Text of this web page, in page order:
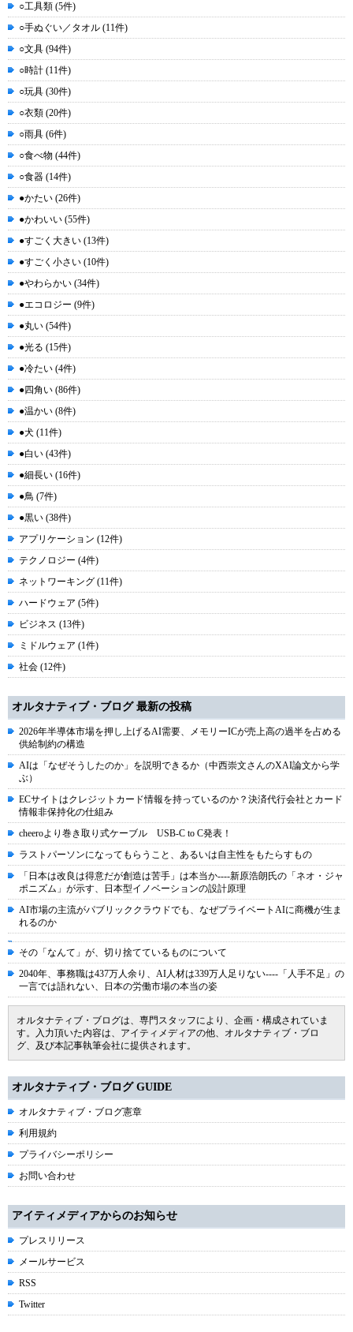
○工具類 (5件)
○手ぬぐい／タオル (11件)
○文具 (94件)
○時計 (11件)
○玩具 (30件)
○衣類 (20件)
○雨具 (6件)
○食べ物 (44件)
○食器 (14件)
●かたい (26件)
●かわいい (55件)
●すごく大きい (13件)
●すごく小さい (10件)
●やわらかい (34件)
●エコロジー (9件)
●丸い (54件)
●光る (15件)
●冷たい (4件)
●四角い (86件)
●温かい (8件)
●犬 (11件)
●白い (43件)
●細長い (16件)
●鳥 (7件)
●黒い (38件)
アプリケーション (12件)
テクノロジー (4件)
ネットワーキング (11件)
ハードウェア (5件)
ビジネス (13件)
ミドルウェア (1件)
社会 (12件)
オルタナティブ・ブログ 最新の投稿
2026年半導体市場を押し上げるAI需要、メモリーICが売上高の過半を占める
供給制約の構造
AIは「なぜそうしたのか」を説明できるか（中西崇文さんのXAI論文から学
ぶ）
ECサイトはクレジットカード情報を持っているのか？決済代行会社とカード
情報非保持化の仕組み
cheeroより巻き取り式ケーブル USB-C to C発表！
ラストパーソンになってもらうこと、あるいは自主性をもたらすもの
「日本は改良は得意だが創造は苦手」は本当か----新原浩朗氏の「ネオ・ジャ
ポニズム」が示す、日本型イノベーションの設計原理
AI市場の主流がパブリッククラウドでも、なぜプライベートAIに商機が生ま
れるのか
その「なんて」が、切り捨てているものについて
2040年、事務職は437万人余り、AI人材は339万人足りない----「人手不足」の
一言では語れない、日本の労働市場の本当の姿
オルタナティブ・ブログは、専門スタッフにより、企画・構成されていま
す。入力頂いた内容は、アイティメディアの他、オルタナティブ・ブロ
グ、及び本記事執筆会社に提供されます。
オルタナティブ・ブログ GUIDE
オルタナティブ・ブログ憲章
利用規約
プライバシーポリシー
お問い合わせ
アイティメディアからのお知らせ
プレスリリース
メールサービス
RSS
Twitter